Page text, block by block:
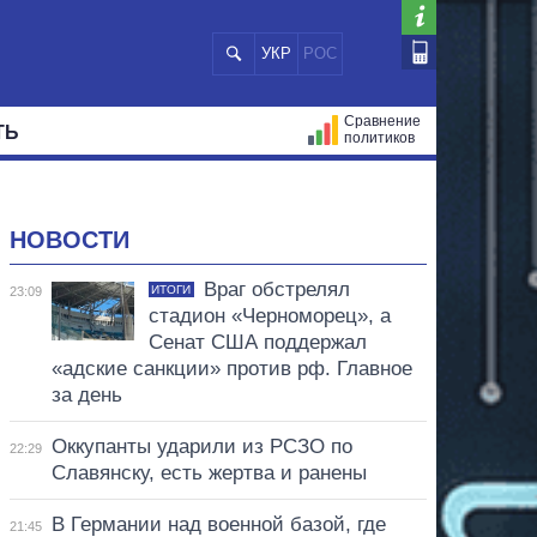
УКР РОС
Сравнение
политиков
НОВОСТИ
23:09 ИТОГИ
Враг обстрелял
стадион «Черноморец», а
Сенат США поддержал
«адские санкции» против рф. Главное
за день
22:29
Оккупанты ударили из РСЗО по
Славянску, есть жертва и ранены
21:45
В Германии над военной базой, где